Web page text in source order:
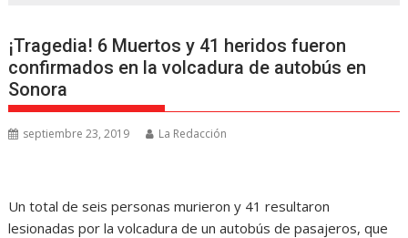
¡Tragedia! 6 Muertos y 41 heridos fueron
confirmados en la volcadura de autobús en
Sonora
septiembre 23, 2019 La Redacción
Un total de seis personas murieron y 41 resultaron
lesionadas por la volcadura de un autobús de pasajeros, que